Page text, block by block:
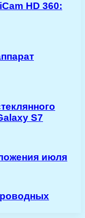
HD 360:
S7
июля